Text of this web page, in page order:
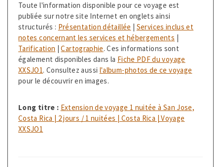
Toute l'information disponible pour ce voyage est
publiée sur notre site Internet en onglets ainsi
structurés : Présentation détaillée | Services inclus et
notes concernant les services et hébergements |
Tarification |Cartographie. Ces informations sont
également disponibles dans la Fiche PDF du voyage
XXSJO1. Consultez aussi l'album-photos de ce voyage
pour le découvrir en images.
Long titre : Extension de voyage 1 nuitée à San Jose,
Costa Rica | 2 jours / 1 nuitées | Costa Rica | Voyage
XXSJO1